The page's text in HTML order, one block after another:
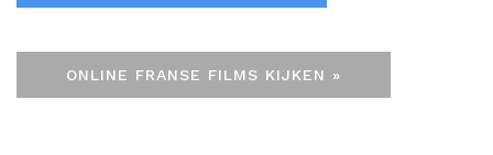
ONLINE FRANSE FILMS KIJKEN »